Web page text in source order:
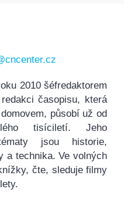
2010 šéfredaktorem
časopisu, která
působí už od
tisíciletí. Jeho
jsou historie,
a technika. Ve volných
čte, sleduje filmy